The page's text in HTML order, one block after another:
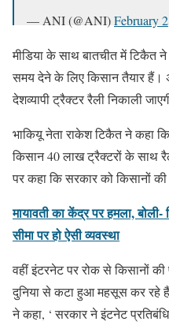
— ANI (@ANI)February
मीडिया के साथ बातचीत में टिकैत
समय देने के लिए किसान तैयार हैं।
देशव्यापी ट्रैक्टर रैली निकाली
भाकियू नेता राकेश टिकैत ने कहा
किसान 40 लाख ट्रैक्टरों के साथ
पर कहा कि सरकार को किसानों की
मायावती का केंद्र पर हमला,
सीमा पर हो ऐसी व्यवस्था
वहीं इंटरनेट पर रोक से किसानों
दुनिया से कटा हुआ महसूस कर रहे
ने कहा, ‘ सरकार ने इंटनेट